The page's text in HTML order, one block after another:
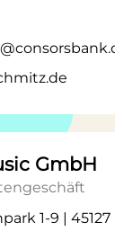
GmbH
1-9 | 45127